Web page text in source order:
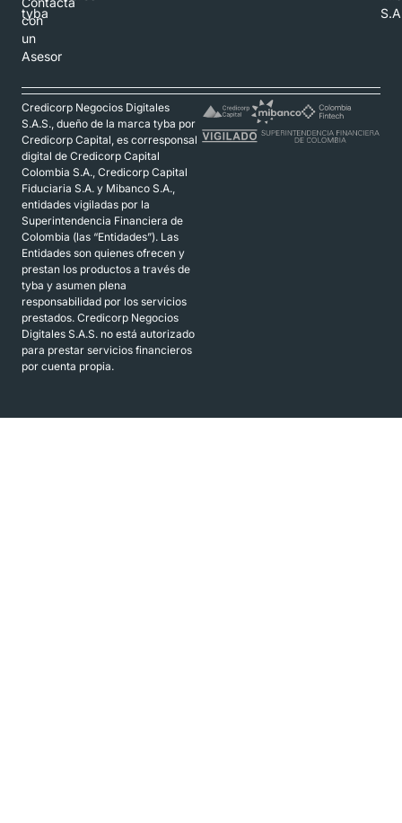
con
un
Asesor
tyba
Credicorp Negocios Digitales
S.A.S., dueño de la marca tyba por
Credicorp Capital, es corresponsal
digital de Credicorp Capital
Colombia S.A., Credicorp Capital
Fiduciaria S.A. y Mibanco S.A.,
entidades vigiladas por la
Superintendencia Financiera de
Colombia (las “Entidades”). Las
Entidades son quienes ofrecen y
prestan los productos a través de
tyba y asumen plena
responsabilidad por los servicios
prestados. Credicorp Negocios
Digitales S.A.S. no está autorizado
para prestar servicios financieros
por cuenta propia.